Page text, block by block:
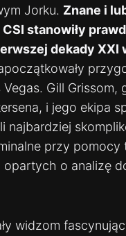
Jorku. Znane i
stanowiły
dekady XXI
Gill Grissom,
i jego ekipa
najbardziej
przy pomocy
opartych o analizę
widzom